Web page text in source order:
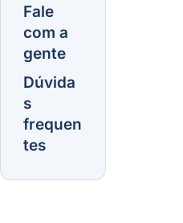
Fale
com a
gente
Dúvida
s
frequen
tes